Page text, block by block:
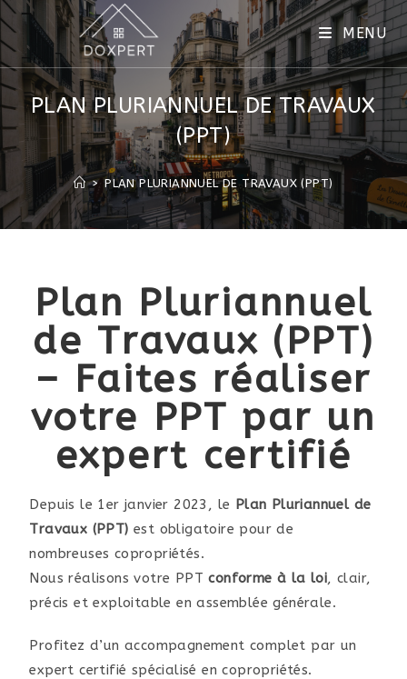
MENU
PLAN PLURIANNUEL DE TRAVAUX
(PPT)
> PLAN PLURIANNUEL DE TRAVAUX (PPT)
Plan Pluriannuel
de Travaux (PPT)
– Faites réaliser
votre PPT par un
expert certifié
Depuis le 1er janvier 2023, le Plan Pluriannuel de
Travaux (PPT) est obligatoire pour de
nombreuses copropriétés.
Nous réalisons votre PPTconforme à la loi, clair,
précis et exploitable en assemblée générale.
Profitez d’un accompagnement complet par un
expert certifié spécialisé en copropriétés.